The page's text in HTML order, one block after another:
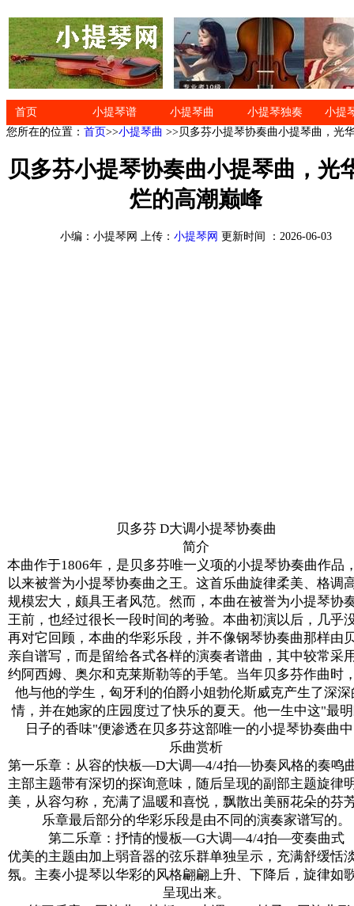
首页 小提琴谱 小提琴曲 小提琴独奏
小提
您所在的位置： 首页>>小提琴曲 >>贝多芬小提琴协奏曲小提琴曲，光
贝多芬小提琴协奏曲小提琴曲，光
烂的高潮巅峰
小编：小提琴网 上传： 小提琴网 更新时间 ：2026-06-03
贝多芬 D大调小提琴协奏曲
简介
本曲作于1806年，是贝多芬唯一义项的小提琴协奏曲作品
以来被誉为小提琴协奏曲之王。这首乐曲旋律柔美、格调
规模宏大，颇具王者风范。然而，本曲在被誉为小提琴协
王前，也经过很长一段时间的考验。本曲初演以后，几乎
再对它回顾，本曲的华彩乐段，并不像钢琴协奏曲那样由
亲自谱写，而是留给各式各样的演奏者谱曲，其中较常采
约阿西姆、奥尔和克莱斯勒等的手笔。当年贝多芬作曲时
他与他的学生，匈牙利的伯爵小姐勃伦斯威克产生了深深
情，并在她家的庄园度过了快乐的夏天。他一生中这"最
日子的香味"便渗透在贝多芬这部唯一的小提琴协奏曲
乐曲赏析
第一乐章：从容的快板—D大调—4/4拍—协奏风格的奏鸣
主部主题带有深切的探询意味，随后呈现的副部主题旋律
美，从容匀称，充满了温暖和喜悦，飘散出美丽花朵的芬
乐章最后部分的华彩乐段是由不同的演奏家谱写的。
第二乐章：抒情的慢板—G大调—4/4拍—变奏曲式
优美的主题由加上弱音器的弦乐群单独呈示，充满舒缓恬
氛。主奏小提琴以华彩的风格翩翩上升、下降后，旋律如
呈现出来。